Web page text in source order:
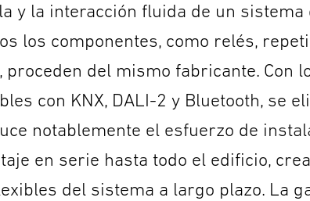
y la interacción fluida de un
los componentes, como relés,
del mismo fabricante. Con
con KNX, DALI-2 y Bluetooth, se
notablemente el esfuerzo de
en serie hasta todo el edificio,
del sistema a largo plazo. La